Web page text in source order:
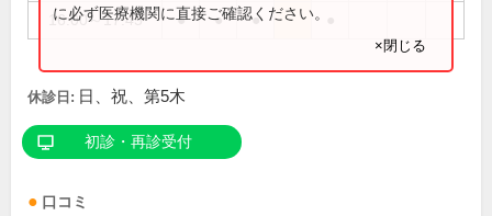
16:00～17:45 ● ● ●
に必ず医療機関に直接ご確認ください。
×閉じる
休診日: 日、祝、第5木
初診・再診受付
口コミ